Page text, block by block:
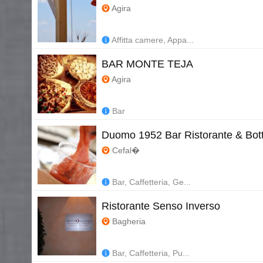
Agira
Affitta camere, Appa...
BAR MONTE TEJA
Agira
Bar
Duomo 1952 Bar Ristorante &
Cefal�
Bar, Caffetteria, Ge...
Ristorante Senso Inverso
Bagheria
Bar, Caffetteria, Pu...